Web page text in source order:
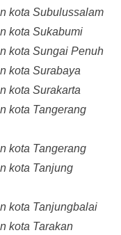
kota Subulussalam
kota Sukabumi
kota Sungai Penuh
kota Surabaya
kota Surakarta
kota Tangerang
kota Tangerang
kota Tanjung
kota Tanjungbalai
kota Tarakan